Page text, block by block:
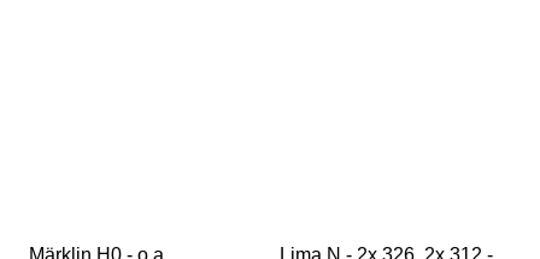
Märklin H0 - o.a.
Lima N - 2x 326, 2x 312 -